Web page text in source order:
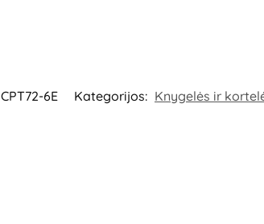
CPT72-6E Kategorijos: Knygelės ir